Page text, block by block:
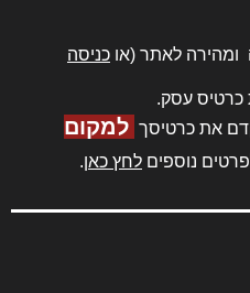
ומהירה לאתר (או כניסה
כרטיס עסק.
את כרטיסך למקום
נוספים לחץ כאן.